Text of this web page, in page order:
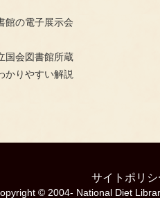
館の電子展示会
国会図書館所蔵
かりやすい解説
サイトポリシ
© 2004- National Diet